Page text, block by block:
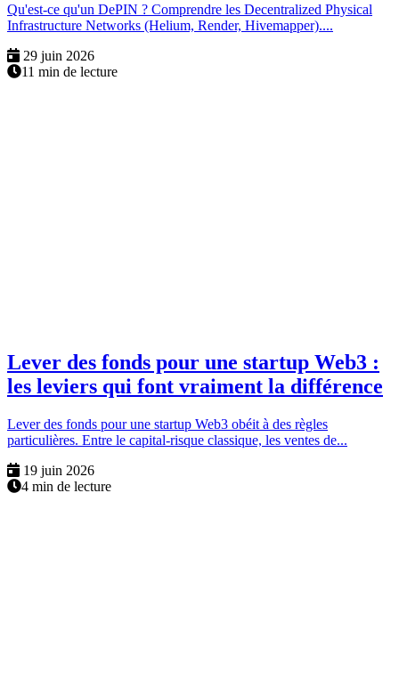
Qu'est-ce qu'un DePIN ? Comprendre les Decentralized Physical
Infrastructure Networks (Helium, Render, Hivemapper)....
29 juin 2026
11 min de lecture
Lever des fonds pour une startup Web3 :
les leviers qui font vraiment la différence
Lever des fonds pour une startup Web3 obéit à des règles
particulières. Entre le capital-risque classique, les ventes de...
19 juin 2026
4 min de lecture